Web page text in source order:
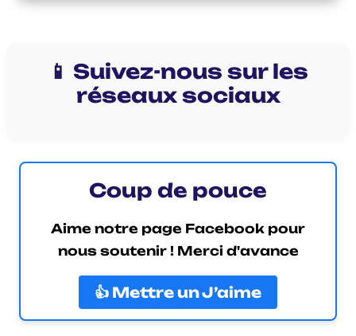
📱 Suivez-nous sur les
réseaux sociaux
Coup de pouce
Aime notre page Facebook pour
nous soutenir ! Merci d'avance
👍 Mettre un J’aime